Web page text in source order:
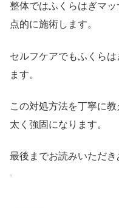
整体ではふくらはぎマ
点的に施術します。
セルフケアでもふくら
ます。
この対処方法を丁寧に
太く強固になります。
最後までお読みいただき